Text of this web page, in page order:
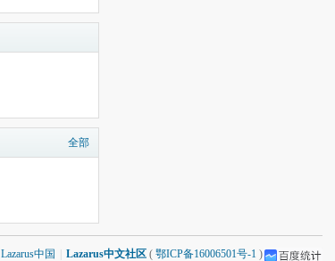
全部
Lazarus中国 Lazarus中文社区 ( 鄂ICP备16006501号-1 )